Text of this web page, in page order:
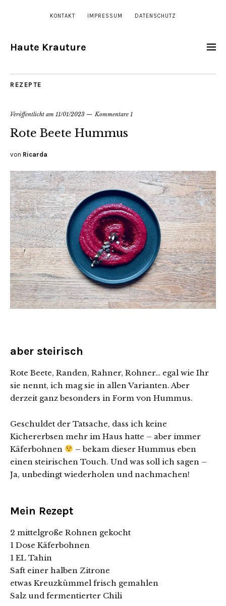
KONTAKT IMPRESSUM DATENSCHUTZ
Haute Krauture
REZEPTE
Veröffentlicht am 11/01/2023 Kommentare 1
Rote Beete Hummus
von Ricarda
aber steirisch
Rote Beete, Randen, Rahner, Rohner… egal wie Ihr
sie nennt, ich mag sie in allen Varianten. Aber
derzeit ganz besonders in Form von Hummus.
Geschuldet der Tatsache, dass ich keine
Kichererbsen mehr im Haus hatte – aber immer
Käferbohnen
– bekam dieser Hummus eben
einen steirischen Touch. Und was soll ich sagen –
Ja, unbedingt wiederholen und nachmachen!
Mein Rezept
2 mittelgroße Rohnen gekocht
1 Dose Käferbohnen
1 EL Tahin
Saft einer halben Zitrone
etwas Kreuzkümmel frisch gemahlen
Salz und fermentierter Chili